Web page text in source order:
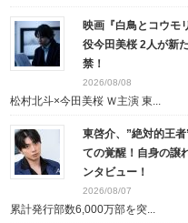
映画『白鳥とコウモ
役今田美桜 2人が新
禁！
2026/08/08
松村北斗×今田美桜 Ｗ主演 東...
東啓介、”絶対的王
ての覚醒！自身の譲
ンタビュー！
2026/08/07
累計発行部数6,000万部を突...